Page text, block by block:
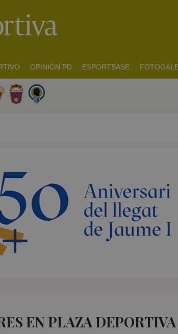
OPINIÓN PD ESPORTBASE
EN PLAZA DEPORTIVA